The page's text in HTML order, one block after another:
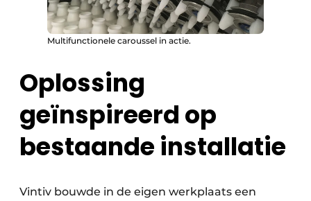
Multifunctionele caroussel in actie.
Oplossing
geïnspireerd op
bestaande installatie
Vintiv bouwde in de eigen werkplaats een